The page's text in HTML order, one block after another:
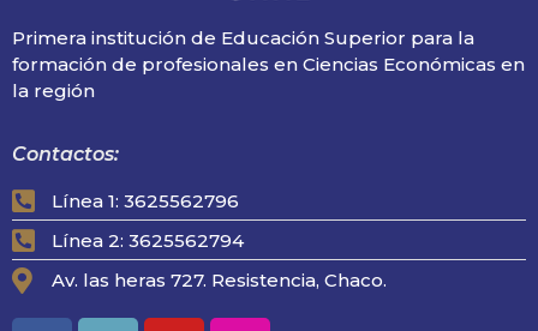
Primera institución de Educación Superior para la
formación de profesionales en Ciencias Económicas en
la región
Contactos:
Línea 1: 3625562796
Línea 2: 3625562794
Av. las heras 727. Resistencia, Chaco.